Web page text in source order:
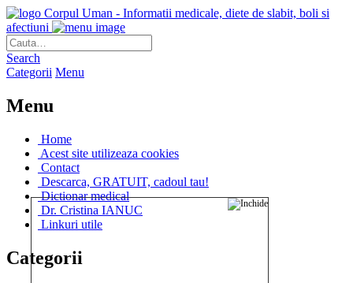
Corpul Uman - Informatii medicale, diete de slabit, boli si
afectiuni
Search
Categorii Menu
Menu
Home
Acest site utilizeaza cookies
Contact
Descarca, GRATUIT, cadoul tau!
Dictionar medical
Dr. Cristina IANUC
Linkuri utile
Categorii